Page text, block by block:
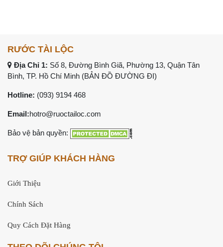
RƯỚC TÀI LỘC
Địa Chỉ 1: Số 8, Đường Bình Giã, Phường 13, Quận Tân
Bình, TP. Hồ Chí Minh (BẢN ĐỒ ĐƯỜNG ĐI)
Hotline: (093) 9194 468
Email:hotro@ruoctailoc.com
Bảo vệ bản quyền:
TRỢ GIÚP KHÁCH HÀNG
Giới Thiệu
Chính Sách
Quy Cách Đặt Hàng